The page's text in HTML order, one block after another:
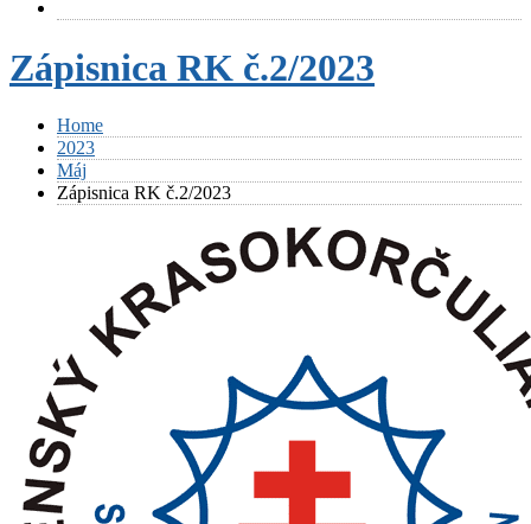
Zápisnica RK č.2/2023
Home
2023
Máj
Zápisnica RK č.2/2023